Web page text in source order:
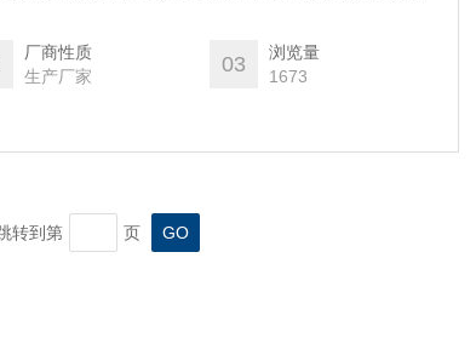
厂商性质
生产厂家
03
浏览量
1673
转到第 页